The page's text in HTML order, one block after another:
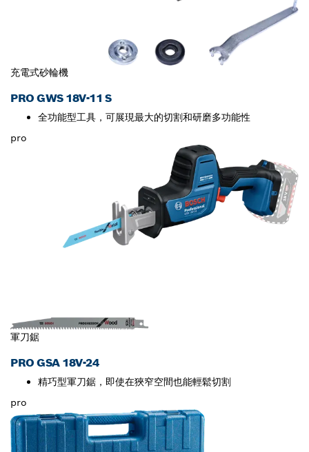
充電式砂輪機
PRO GWS 18V-11 S
全功能型工具，可展現最大的切割和研磨多功能性
pro
軍刀鋸
PRO GSA 18V-24
精巧型軍刀鋸，即使在狹窄空間也能輕鬆切割
pro